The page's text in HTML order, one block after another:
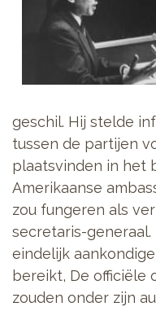
geschil. Hij stelde
tussen de partijen
plaatsvinden in het
Amerikaanse
zou fungeren als
secretaris-generaal.
eindelijk
bereikt, De officiële
zouden onder zijn